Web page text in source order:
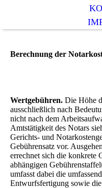
Berechnung der
Wertgebühren. Die Höhe
ausschließlich nach
nicht nach dem
Amtstätigkeit des Notars
Gerichts- und
Gebührensatz vor.
errechnet sich die konkrete
abhängigen
umfasst dabei die
Entwurfsfertigung sowie